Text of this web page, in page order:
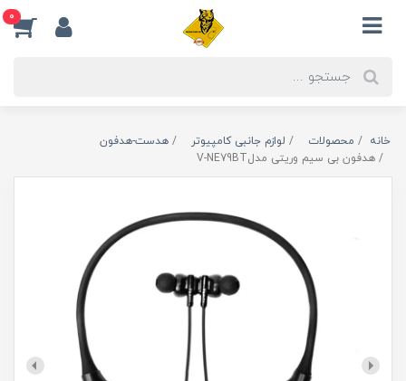
0
خانه محصولات لوازم جانبی کامپیوتر
هدست-هدفون
هدفون بی سیم وریتی مدلV-NE79BT